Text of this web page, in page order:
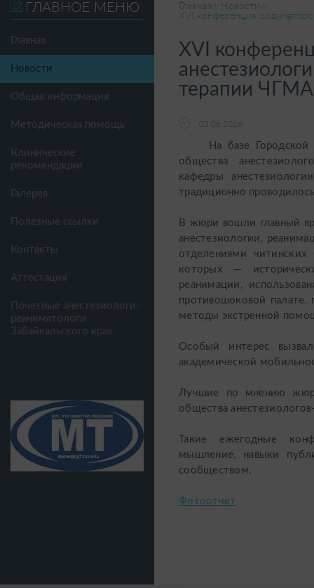
ГЛАВНОЕ МЕНЮ
Главная
Новости
Общая информация
Методическая помощь
Клинические
рекомендации
Галерея
Полезные ссылки
Контакты
Аттестация
Почетные анестезиологи-
реаниматологи
Забайкальского края
Главная
Новости
XVI конференция
XVI
терапии ЧГМА
03.06.2026
На базе Городской
общества
кафедры
традиционно
В жюри вошли главный
анестезиологии,
отделениями
которых —
реанимации,
противошоковой
методы экстренной
Особый интерес
академической
Лучшие по мнению
общества
Такие ежегодные
мышление, навыки
сообществом.
Фотоотчет